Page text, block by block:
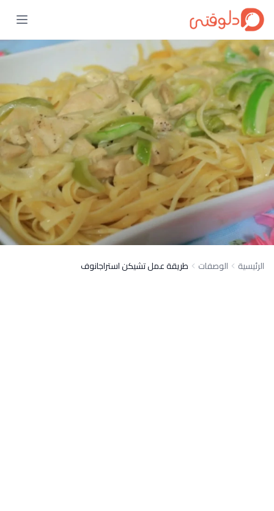
الرئيسية الوصفات طريقة عمل تشيكن استراجانوف